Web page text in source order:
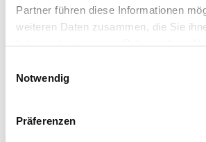
Partner führen diese Informationen
weiteren Daten zusammen, die Sie
haben oder die sie im Rahmen Ihrer
Cookies, wenn Sie unsere Webseite
Notwendig
Präferenzen
Handy:
01634390229
c.Bunsmann@gmail.com
www.sv-ogwickede.de